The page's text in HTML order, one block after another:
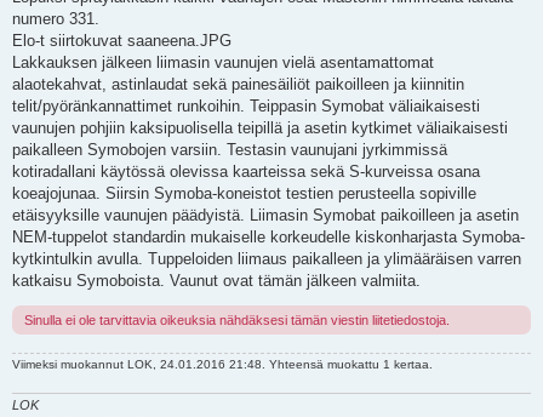
numero 331.
Elo-t siirtokuvat saaneena.JPG
Lakkauksen jälkeen liimasin vaunujen vielä asentamattomat
alaotekahvat, astinlaudat sekä painesäiliöt paikoilleen ja kiinnitin
telit/pyöränkannattimet runkoihin. Teippasin Symobat väliaikaisesti
vaunujen pohjiin kaksipuolisella teipillä ja asetin kytkimet väliaikaisesti
paikalleen Symobojen varsiin. Testasin vaunujani jyrkimmissä
kotiradallani käytössä olevissa kaarteissa sekä S-kurveissa osana
koeajojunaa. Siirsin Symoba-koneistot testien perusteella sopiville
etäisyyksille vaunujen päädyistä. Liimasin Symobat paikoilleen ja asetin
NEM-tuppelot standardin mukaiselle korkeudelle kiskonharjasta Symoba-
kytkintulkin avulla. Tuppeloiden liimaus paikalleen ja ylimääräisen varren
katkaisu Symoboista. Vaunut ovat tämän jälkeen valmiita.
Sinulla ei ole tarvittavia oikeuksia nähdäksesi tämän viestin liitetiedostoja.
Viimeksi muokannut LOK , 24.01.2016 21:48. Yhteensä muokattu 1 kertaa.
LOK